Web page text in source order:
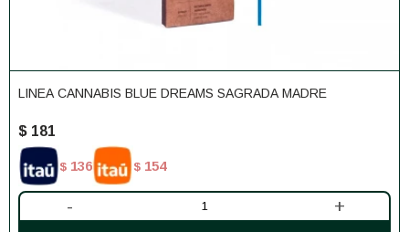
LINEA CANNABIS BLUE DREAMS SAGRADA MADRE
$ 181
$ 136 $ 154
- +